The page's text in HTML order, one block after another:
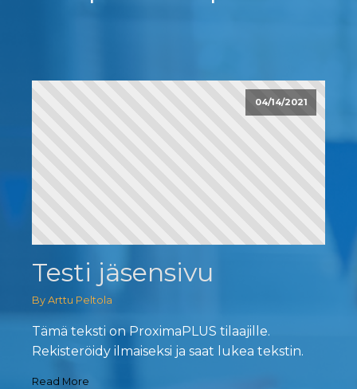
04/14/2021
Testi jäsensivu
By Arttu Peltola
Tämä teksti on ProximaPLUS tilaajille.
Rekisteröidy ilmaiseksi ja saat lukea tekstin.
Read More